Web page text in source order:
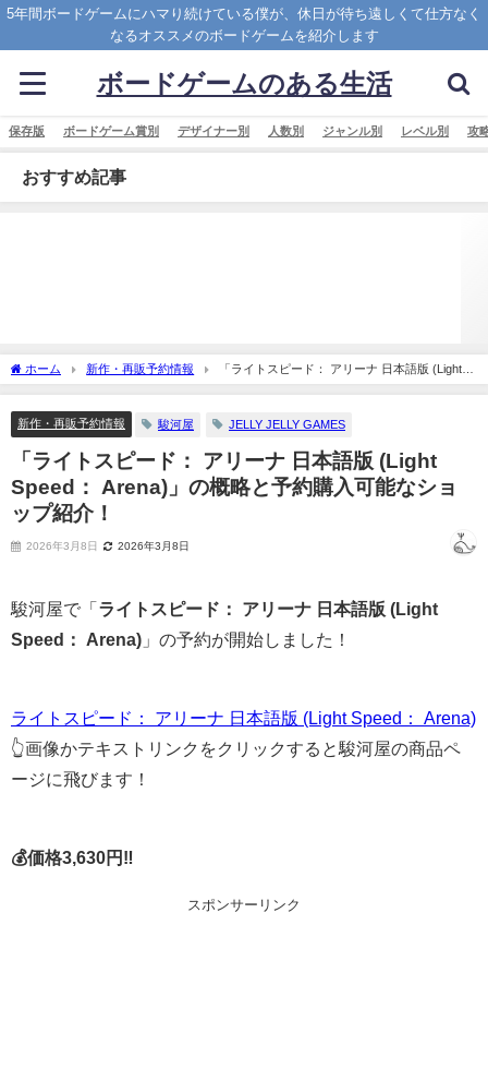
5年間ボードゲームにハマり続けている僕が、休日が待ち遠しくて仕方なく
なるオススメのボードゲームを紹介します
ボードゲームのある生活
保存版 ボードゲーム賞別 デザイナー別 人数別 ジャンル別 レベル別 攻
おすすめ記事
ホーム 新作・再販予約情報
「ライトスピード： アリーナ 日本語版 (Light
Speed： Arena)」の概略と予約購入可能なショップ紹介！
新作・再販予約情報 駿河屋 JELLY JELLY GAMES
「ライトスピード： アリーナ 日本語版 (Light
Speed： Arena)」の概略と予約購入可能なショ
ップ紹介！
2026年3月8日 2026年3月8日
駿河屋で「 ライトスピード： アリーナ 日本語版 (Light
Speed： Arena) 」の予約が開始しました！
ライトスピード： アリーナ 日本語版 (Light Speed： Arena)
👆画像かテキストリンクをクリックすると駿河屋の商品ペ
ージに飛びます！
💰価格3,630円‼
スポンサーリンク